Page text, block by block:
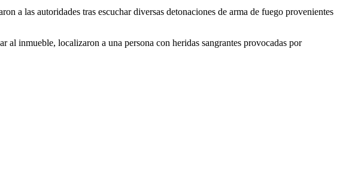
a las autoridades tras escuchar diversas detonaciones de arma de fuego provenientes
inmueble, localizaron a una persona con heridas sangrantes provocadas por